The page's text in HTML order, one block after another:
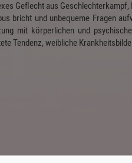
Geflecht aus
bricht und unbequeme Fragen
mit körperlichen und
Tendenz, weibliche